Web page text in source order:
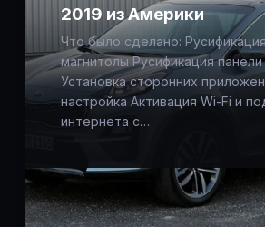
2019 из Америки
Что было сделано:
магнитолы Русификация
Установка сторонних
настройка Активация Wi-Fi и
интернета с…